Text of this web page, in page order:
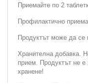
Приемайте по 2
Профилактично
Продуктът може да се
Хранителна добавка.
прием. Продуктът не е
хранене!